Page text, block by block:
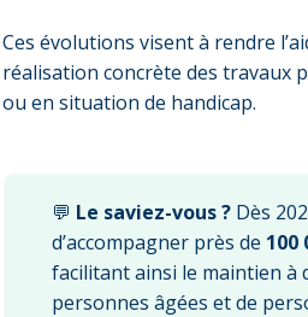
Ces évolutions visent à rendre
réalisation concrète des travaux
ou en situation de handicap.
💬 Le saviez-vous ?Dès
d’accompagner près de 100
facilitant ainsi le maintien à
personnes âgées et de